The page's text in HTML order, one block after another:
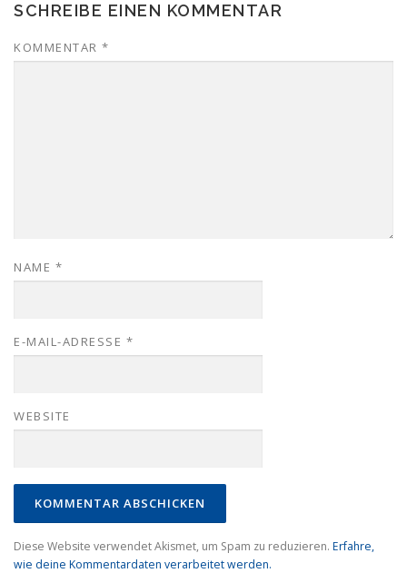
SCHREIBE EINEN KOMMENTAR
KOMMENTAR *
NAME *
E-MAIL-ADRESSE *
WEBSITE
Diese Website verwendet Akismet, um Spam zu reduzieren. Erfahre,
wie deine Kommentardaten verarbeitet werden.